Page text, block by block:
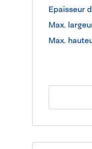
Epaisseur
Max.
Max.